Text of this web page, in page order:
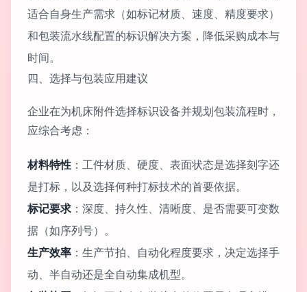
适合自身生产需求（如标记材质、速度、精度要求）
和包装流水线配置的标识解决方案，降低采购成本与
时间。
四、选择与包装应用建议
企业在为机床附件选择标识设备并规划包装流程时，
应综合考虑：
材料特性 ：工件材质、硬度、表面状态是选择刻字还
是打标，以及选择何种打标技术的首要依据。
标记要求 ：深度、持久性、清晰度、是否需要可变数
据（如序列号）。
生产效率 ：生产节拍、自动化程度要求，决定选择手
动、半自动还是全自动集成机型。